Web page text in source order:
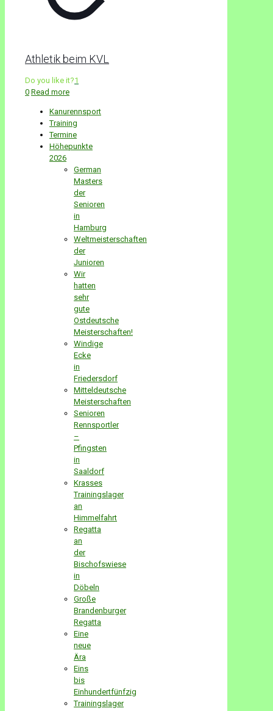
Athletik beim KVL
Do you like it?1
0 Read more
Kanurennsport
Training
Termine
Höhepunkte
2026
German
Masters
der
Senioren
in
Hamburg
Weltmeisterschaften
der
Junioren
Wir
hatten
sehr
gute
Ostdeutsche
Meisterschaften!
Windige
Ecke
in
Friedersdorf
Mitteldeutsche
Meisterschaften
Senioren
Rennsportler
–
Pfingsten
in
Saaldorf
Krasses
Trainingslager
an
Himmelfahrt
Regatta
an
der
Bischofswiese
in
Döbeln
Große
Brandenburger
Regatta
Eine
neue
Ära
Eins
bis
Einhundertfünfzig
Trainingslager